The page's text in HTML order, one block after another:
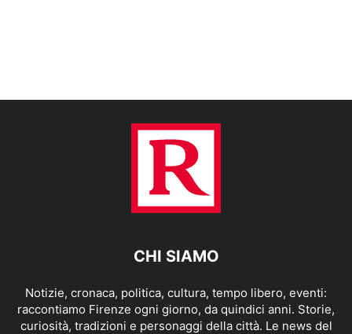
CHI SIAMO
Notizie, cronaca, politica, cultura, tempo libero, eventi:
raccontiamo Firenze ogni giorno, da quindici anni. Storie,
curiosità, tradizioni e personaggi della città. Le news del